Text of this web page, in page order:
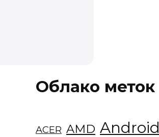
Облако меток
ACER AMD Android